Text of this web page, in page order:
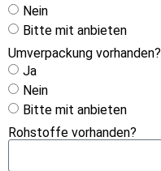
Nein
Bitte mit anbieten
Umverpackung vorhanden?
Ja
Nein
Bitte mit anbieten
Rohstoffe vorhanden?